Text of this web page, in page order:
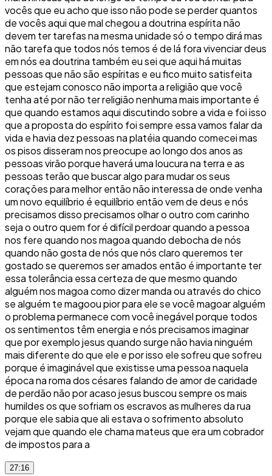
vocês que eu acho que isso não pode se perder quantos
de vocês aqui que mal chegou a doutrina espírita não
devem ter tarefas na mesma unidade só o tempo dirá mas
não tarefa que todos nós temos é de lá fora vivenciar deus
em nós ea doutrina também eu sei que aqui há muitas
pessoas que não são espíritas e eu fico muito satisfeita
que estejam conosco não importa a religião que você
tenha até por não ter religião nenhuma mais importante é
que quando estamos aqui discutindo sobre a vida e foi isso
que a proposta do espírito foi sempre essa vamos falar da
vida e havia dez pessoas na platéia quando comecei mas
os pisos disseram nos preocupe ao longo dos anos as
pessoas virão porque haverá uma loucura na terra e as
pessoas terão que buscar algo para mudar os seus
corações para melhor então não interessa de onde venha
um novo equilíbrio é equilíbrio então vem de deus e nós
precisamos disso precisamos olhar o outro com carinho
seja o outro quem for é difícil perdoar quando a pessoa
nos fere quando nos magoa quando debocha de nós
quando não gosta de nós que nós claro queremos ter
gostado se queremos ser amados então é importante ter
essa tolerância essa certeza de que mesmo quando
alguém nos magoa como dizer manda ou através do chico
se alguém te magoou pior para ele se você magoar alguém
o problema permanece com você inegável porque todos
os sentimentos têm energia e nós precisamos imaginar
que por exemplo jesus quando surge não havia ninguém
mais diferente do que ele e por isso ele sofreu que sofreu
porque é imaginável que existisse uma pessoa naquela
época na roma dos césares falando de amor de caridade
de perdão não por acaso jesus buscou sempre os mais
humildes os que sofriam os escravos as mulheres da rua
porque ele sabia que ali estava o sofrimento absoluto
vejam que quando ele chama mateus que era um cobrador
de impostos para a
27:16